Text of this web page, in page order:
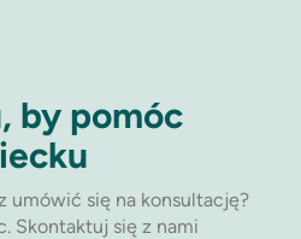
by pomóc
umówić się na konsultację?
Skontaktuj się z nami